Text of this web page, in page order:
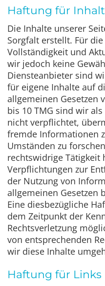
Haftung für
Die Inhalte unserer
Sorgfalt erstellt. Für
Vollständigkeit und
wir jedoch keine
Diensteanbieter sind
für eigene Inhalte auf
allgemeinen Gesetzen
bis 10 TMG sind wir
nicht verpflichtet,
fremde Informationen
Umständen zu
rechtswidrige Tätigkeit
Verpflichtungen zur
der Nutzung von
allgemeinen Gesetzen
Eine diesbezügliche
dem Zeitpunkt der
Rechtsverletzung
von entsprechenden
wir diese Inhalte
Haftung für Links